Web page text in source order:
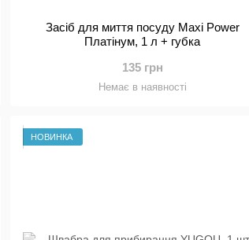
Засіб для миття посуду Maxi Power
Платінум, 1 л + губка
135 грн
Немає в наявності
НОВИНКА